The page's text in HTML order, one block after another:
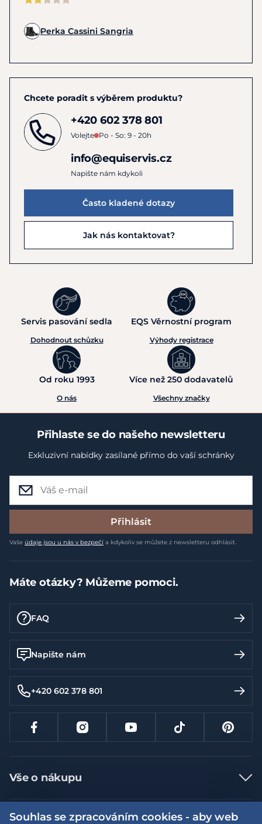
Perka Cassini Sangria
Chcete poradit s výběrem produktu?
+420 602 378 801
Volejte Po - So: 9 - 20h
info@equiservis.cz
Napište nám kdykoli
Často kladené dotazy
Jak nás kontaktovat?
Servis pasování sedla
Dohodnout schůzku
EQS Věrnostní program
Výhody registrace
Od roku 1993
O nás
Více než 250 dodavatelů
Všechny značky
Přihlaste se do našeho newsletteru
Exkluzivní nabídky zasílané přímo do vaší schránky
Přihlásit
Vaše údaje jsou u nás v bezpečí a kdykoliv se můžete z newsletteru odhlásit.
Máte otázky? Můžeme pomoci.
FAQ
Napište nám
+420 602 378 801
Vše o nákupu
Jak nakupovat
Nejčastější dotazy
Více informací
Souhlas se zpracováním cookies - aby web